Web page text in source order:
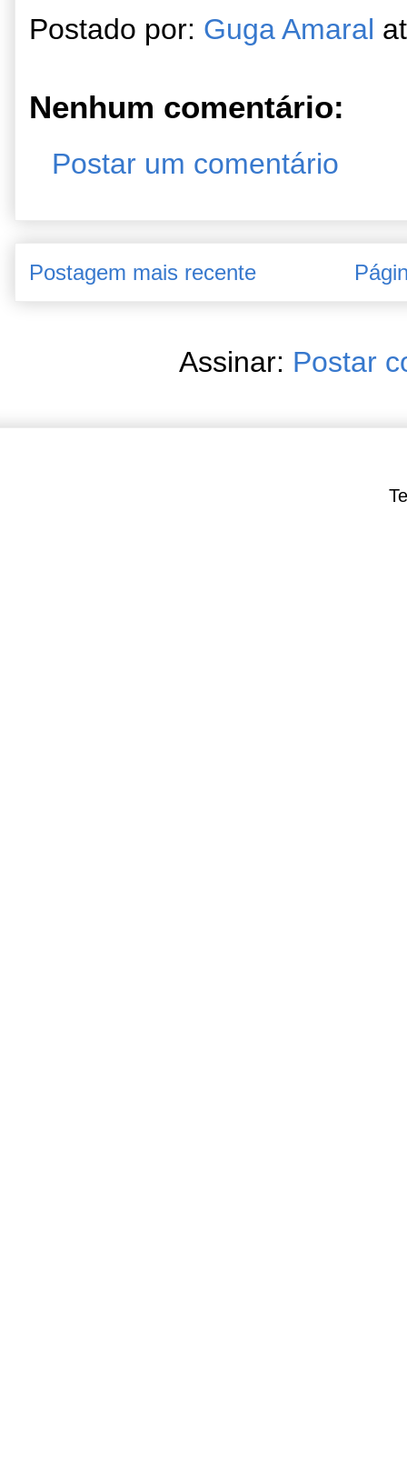
Postado por: Guga Amaral
Nenhum comentário:
Postar um comentário
Postagem mais recente
Assinar: Postar